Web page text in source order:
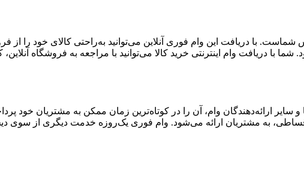
شماست. با دریافت این وام فوری آنلاین می‌توانید به‌راحتی کالای خود را
با دریافت وام اینترنتی خرید کالا می‌توانید با مراجعه به فروشگاه
سایر ارائه‌دهندگان وام، آن را در کوتاه‌ترین زمان ممکن به مشتریان
به مشتریان ارائه می‌شود. وام فوری یک‌روزه خدمت دیگری از سوی